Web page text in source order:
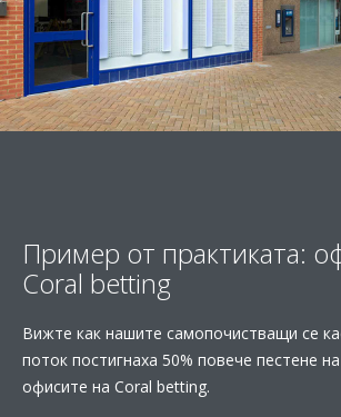
Пример от практиката:
Coral betting
Вижте как нашите самопочистващи се
поток постигнаха 50% повече пестене
офисите на Coral betting.